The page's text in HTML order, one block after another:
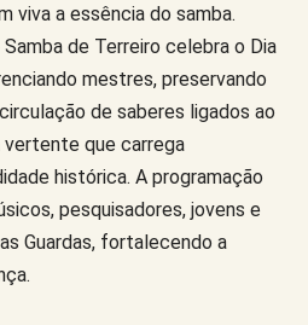
viva a essência do samba.
de Terreiro celebra o Dia
mestres, preservando
de saberes ligados ao
que carrega
histórica. A programação
pesquisadores, jovens e
Guardas, fortalecendo a